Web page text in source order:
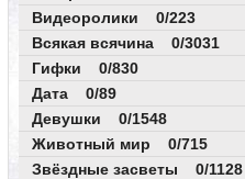
Видеоролики 0/223
Всякая всячина 0/3031
Гифки 0/830
Дата 0/89
Девушки 0/1548
Животный мир 0/715
Звёздные засветы 0/1128